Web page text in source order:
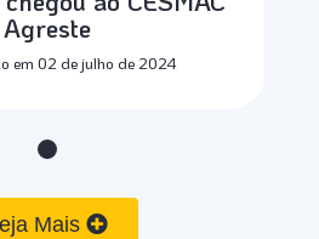
Agreste
em 02 de julho de 2024
Mais